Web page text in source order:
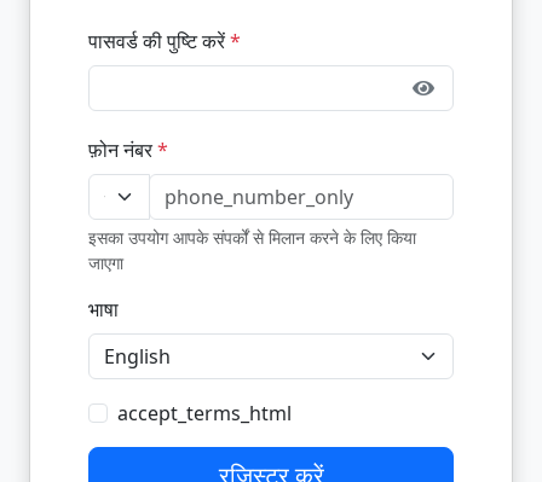
पासवर्ड की पुष्टि करें*
फ़ोन नंबर*
इसका उपयोग आपके संपर्कों से मिलान करने के लिए किया
जाएगा
भाषा
accept_terms_html
रजिस्टर करें